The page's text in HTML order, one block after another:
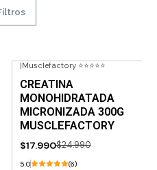
|Musclefactory ⭐⭐⭐⭐⭐
CREATINA
MONOHIDRATADA
MICRONIZADA 300G
MUSCLEFACTORY
$17.990$24.990
5.0 (6)